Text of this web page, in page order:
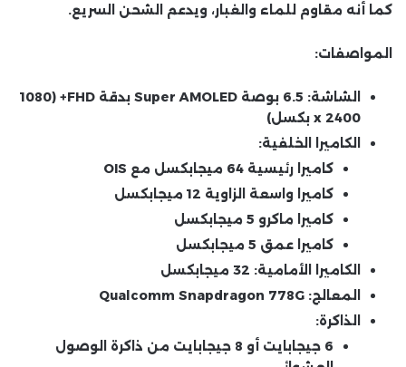
كما أنه مقاوم للماء والغبار، ويدعم الشحن السريع.
المواصفات:
الشاشة:
6.5 بوصة Super AMOLED بدقة FHD+ (1080
x 2400 بكسل)
الكاميرا الخلفية:
كاميرا رئيسية 64 ميجابكسل مع OIS
كاميرا واسعة الزاوية 12 ميجابكسل
كاميرا ماكرو 5 ميجابكسل
كاميرا عمق 5 ميجابكسل
الكاميرا الأمامية:
المعالج:
الذاكرة:
6 جيجابايت أو 8 جيجابايت من ذاكرة الوصول